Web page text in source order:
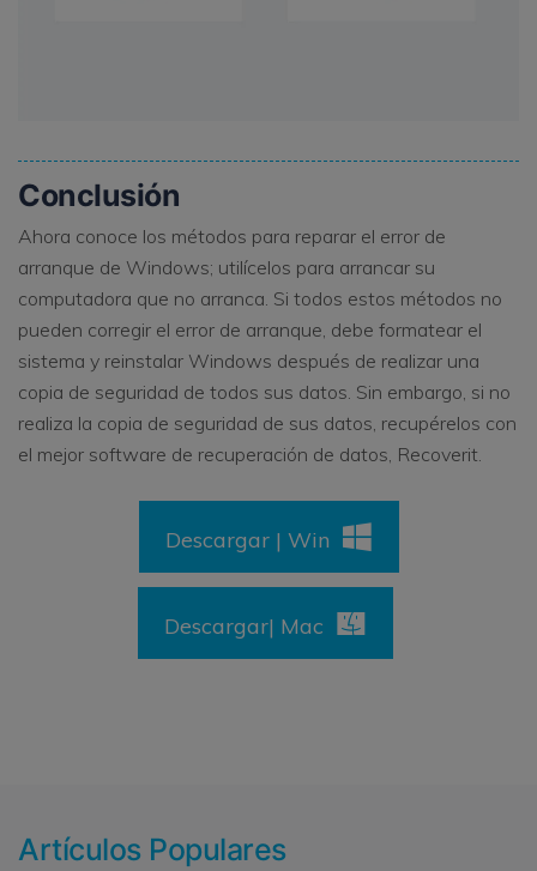
Conclusión
Ahora conoce los métodos para reparar el error de
arranque de Windows; utilícelos para arrancar su
computadora que no arranca. Si todos estos métodos no
pueden corregir el error de arranque, debe formatear el
sistema y reinstalar Windows después de realizar una
copia de seguridad de todos sus datos. Sin embargo, si no
realiza la copia de seguridad de sus datos, recupérelos con
el mejor software de recuperación de datos, Recoverit.
Descargar | Win
Descargar| Mac
Artículos Populares